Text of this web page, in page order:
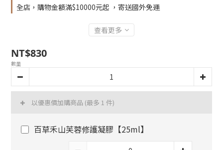
全店，購物金額滿$10000元起 ，寄送國外免運
查看更多
NT$830
數量
以優惠價加購商品 (最多 1 件)
百草禾山芙蓉修護凝膠【25ml】